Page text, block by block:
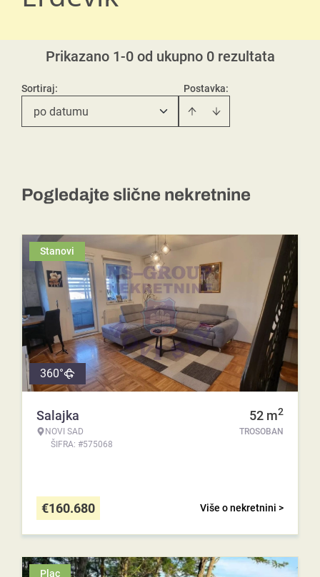
Prikazano 1-0 od ukupno 0 rezultata
Postavka:
Sortiraj:
po datumu
Pogledajte slične nekretnine
Stanovi
360°
Salajka
NOVI SAD
ŠIFRA: #575068
52 m2
TROSOBAN
Više o nekretnini >
€160.680
Plac